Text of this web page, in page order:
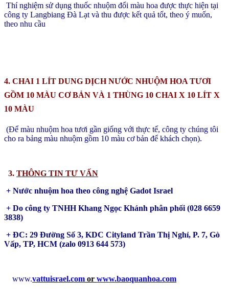
Thí nghiệm sử dụng thuốc nhuộm đổi màu hoa được thực hiện tại
công ty Langbiang Đà Lạt và thu được kết quả tốt, theo ý muốn,
theo nhu cầu
4. CHAI 1 LÍT DUNG DỊCH NƯỚC NHUỘM HOA TƯƠI
GỒM 10 MÀU CƠ BẢN VÀ 1 THÙNG 10 CHAI X 10 LÍT X
10 MÀU
(Để màu nhuộm hoa tươi gần giống với thực tế, công ty chúng tôi
cho ra bảng màu nhuộm gồm 10 màu cơ bản để khách chọn).
3. THÔNG TIN TƯ VẤN
+ Nước nhuộm hoa theo công nghệ Gadot Israel
+ Do công ty TNHH Khang Ngọc Khánh phân phối (028 6659
3838)
+ ĐC: 29 Đường Số 3, KDC Cityland Trần Thị Nghỉ, P. 7, Gò
Vấp, TP, HCM (zalo 0913 644 573)
www.vattuisrael.com or www.baoquanhoa.com